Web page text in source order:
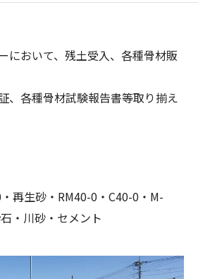
において、残土受入、各種骨材販
、各種骨材試験報告書等取り揃え
再生砂・RM40-0・C40-0・M-
・川砂・セメント